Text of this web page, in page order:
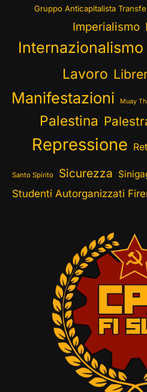
Gruppo Anticapitalista
Imperialismo
Internazionalismo
Lavoro
Manifestazioni Muay
Palestina
Repressione
Santo Spirito Sicurezza
Studenti Autorganizzati